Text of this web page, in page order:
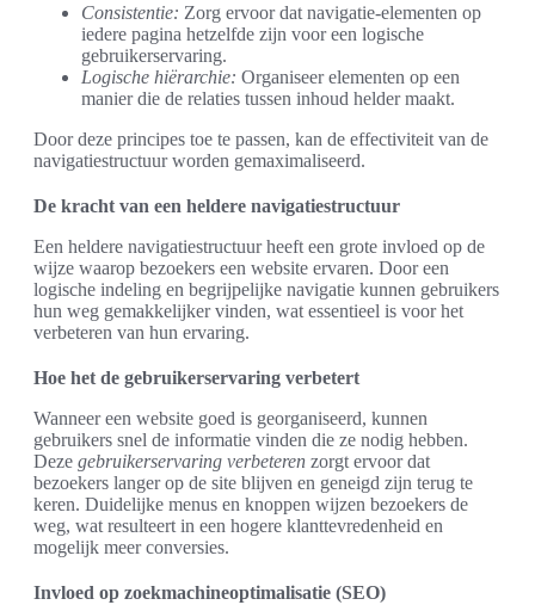
Consistentie: Zorg ervoor dat navigatie-elementen op
iedere pagina hetzelfde zijn voor een logische
gebruikerservaring.
Logische hiërarchie: Organiseer elementen op een
manier die de relaties tussen inhoud helder maakt.
Door deze principes toe te passen, kan de effectiviteit van de
navigatiestructuur worden gemaximaliseerd.
De kracht van een heldere navigatiestructuur
Een heldere navigatiestructuur heeft een grote invloed op de
wijze waarop bezoekers een website ervaren. Door een
logische indeling en begrijpelijke navigatie kunnen gebruikers
hun weg gemakkelijker vinden, wat essentieel is voor het
verbeteren van hun ervaring.
Hoe het de gebruikerservaring verbetert
Wanneer een website goed is georganiseerd, kunnen
gebruikers snel de informatie vinden die ze nodig hebben.
Deze gebruikerservaring verbeteren zorgt ervoor dat
bezoekers langer op de site blijven en geneigd zijn terug te
keren. Duidelijke menus en knoppen wijzen bezoekers de
weg, wat resulteert in een hogere klanttevredenheid en
mogelijk meer conversies.
Invloed op zoekmachineoptimalisatie (SEO)